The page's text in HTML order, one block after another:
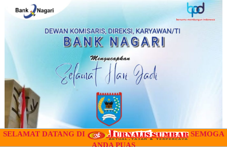
SELAMAT DATANG DI
SEMOGA
ANDA PUAS